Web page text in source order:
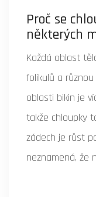
Proč se
některých
Každá oblast
folikulů a
oblasti bikin je
takže chloupky
zádech je růst
neznamená, že